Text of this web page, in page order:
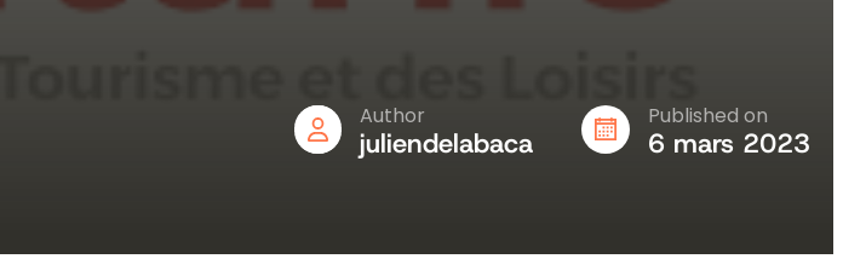
Author
juliendelabaca
Published on
6 mars 2023